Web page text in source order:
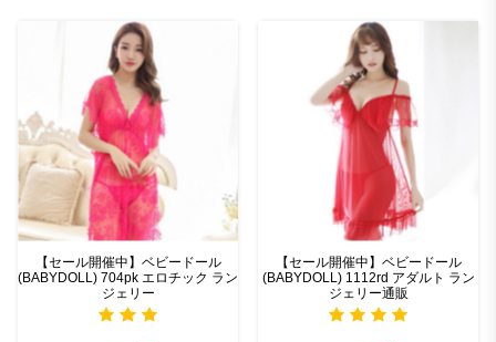
【セール開催中】ベビードール
(BABYDOLL) 704pk エロチック ラン
ジェリー
【セール開催中】ベビードール
(BABYDOLL) 1112rd アダルト ラン
ジェリー通販